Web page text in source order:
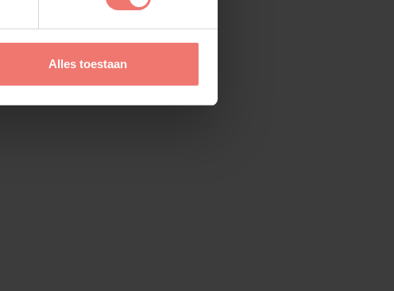
Alles toestaan